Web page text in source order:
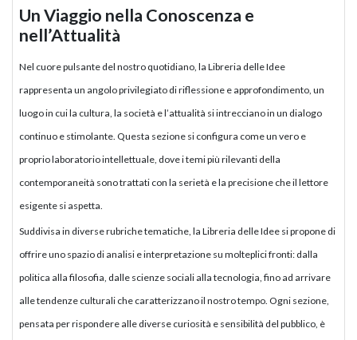
Un Viaggio nella Conoscenza e
nell’Attualità
Nel cuore pulsante del nostro quotidiano, la Libreria delle Idee
rappresenta un angolo privilegiato di riflessione e approfondimento, un
luogo in cui la cultura, la società e l’attualità si intrecciano in un dialogo
continuo e stimolante. Questa sezione si configura come un vero e
proprio laboratorio intellettuale, dove i temi più rilevanti della
contemporaneità sono trattati con la serietà e la precisione che il lettore
esigente si aspetta.
Suddivisa in diverse rubriche tematiche, la Libreria delle Idee si propone di
offrire uno spazio di analisi e interpretazione su molteplici fronti: dalla
politica alla filosofia, dalle scienze sociali alla tecnologia, fino ad arrivare
alle tendenze culturali che caratterizzano il nostro tempo. Ogni sezione,
pensata per rispondere alle diverse curiosità e sensibilità del pubblico, è